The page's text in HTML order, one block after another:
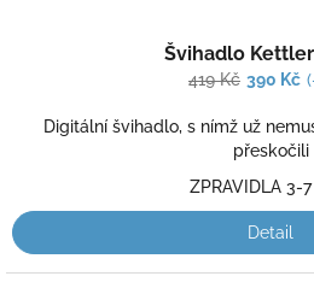
4,0
z
Švihadlo
419 Kč 390 Kč
Digitální švihadlo, s nímž už
přeskočili
ZPRAVIDLA 3-7
Detail